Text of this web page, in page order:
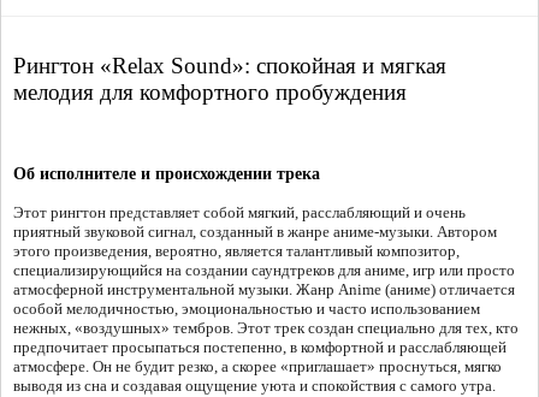
Рингтон «Relax Sound»: спокойная и мягкая
мелодия для комфортного пробуждения
Об исполнителе и происхождении трека
Этот рингтон представляет собой мягкий, расслабляющий и очень
приятный звуковой сигнал, созданный в жанре аниме-музыки. Автором
этого произведения, вероятно, является талантливый композитор,
специализирующийся на создании саундтреков для аниме, игр или просто
атмосферной инструментальной музыки. Жанр Anime (аниме) отличается
особой мелодичностью, эмоциональностью и часто использованием
нежных, «воздушных» тембров. Этот трек создан специально для тех, кто
предпочитает просыпаться постепенно, в комфортной и расслабляющей
атмосфере. Он не будит резко, а скорее «приглашает» проснуться, мягко
выводя из сна и создавая ощущение уюта и спокойствия с самого утра.